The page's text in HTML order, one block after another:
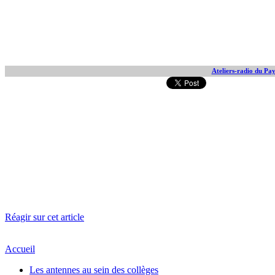
Ateliers-radio du
Réagir sur cet article
Accueil
Les antennes au sein des collèges